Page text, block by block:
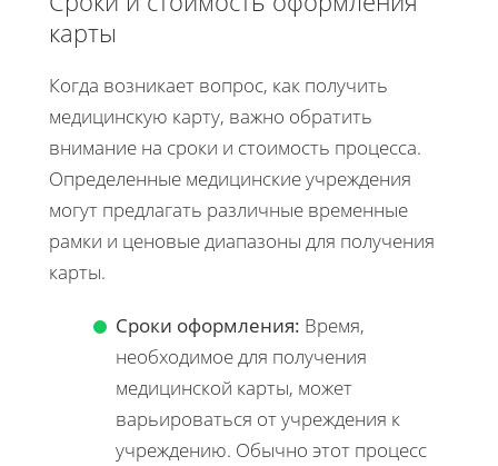
карты
Когда возникает вопрос, как получить
медицинскую карту, важно обратить
внимание на сроки и стоимость процесса.
Определенные медицинские учреждения
могут предлагать различные временные
рамки и ценовые диапазоны для получения
карты.
Сроки оформления: Время,
необходимое для получения
медицинской карты, может
варьироваться от учреждения к
учреждению. Обычно этот процесс